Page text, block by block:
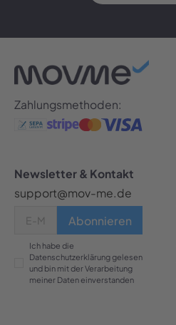
Zahlungsmethoden:
Newsletter & Kontakt
support@mov-me.de
Ich habe die
Datenschutzerklärung gelesen
und bin mit der Verarbeitung
meiner Daten einverstanden